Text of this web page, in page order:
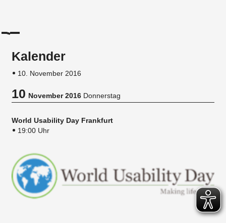
Kalender
10. November 2016
10November 2016 Donnerstag
World Usability Day Frankfurt
19:00 Uhr